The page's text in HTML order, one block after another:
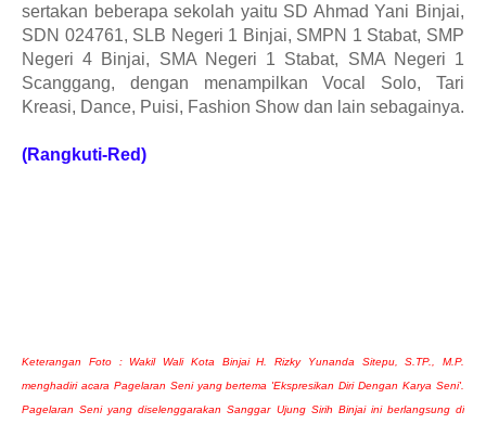
sertakan beberapa sekolah yaitu SD Ahmad Yani Binjai,
SDN 024761, SLB Negeri 1 Binjai, SMPN 1 Stabat, SMP
Negeri 4 Binjai, SMA Negeri 1 Stabat, SMA Negeri 1
Scanggang, dengan menampilkan Vocal Solo, Tari
Kreasi, Dance, Puisi, Fashion Show dan lain sebagainya.
(Rangkuti-Red)
Keterangan Foto : Wakil Wali Kota Binjai H. Rizky Yunanda Sitepu, S.TP., M.P.
menghadiri acara Pagelaran Seni yang bertema 'Ekspresikan Diri Dengan Karya Seni'.
Pagelaran Seni yang diselenggarakan Sanggar Ujung Sirih Binjai ini berlangsung di